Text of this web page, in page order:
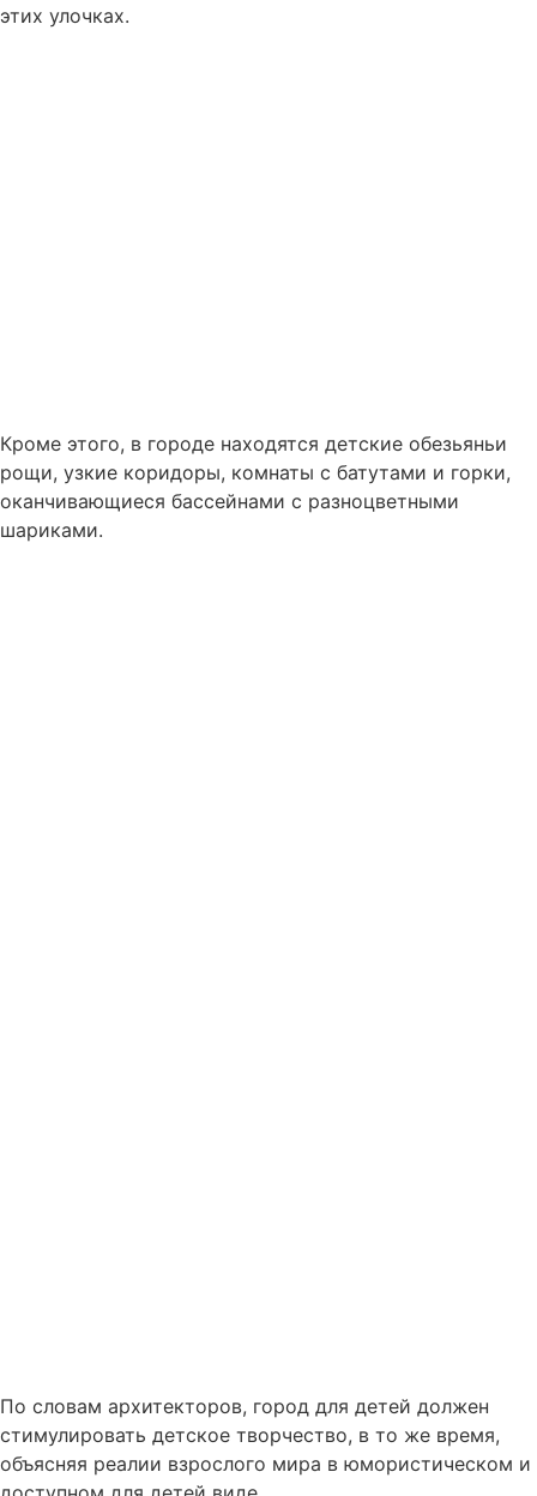
этих улочках.
Кроме этого, в городе находятся детские обезьяньи
рощи, узкие коридоры, комнаты с батутами и горки,
оканчивающиеся бассейнами с разноцветными
шариками.
По словам архитекторов, город для детей должен
стимулировать детское творчество, в то же время,
объясняя реалии взрослого мира в юмористическом и